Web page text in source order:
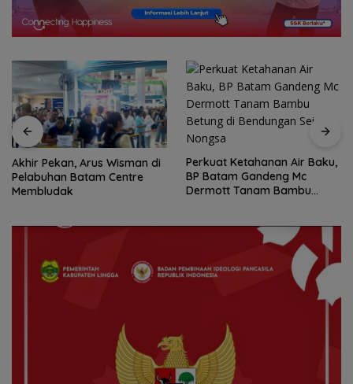
Akhir Pekan, Arus Wisman di
Pelabuhan Batam Centre
Membludak
Perkuat Ketahanan Air Baku,
BP Batam Gandeng Mc
Dermott Tanam Bambu